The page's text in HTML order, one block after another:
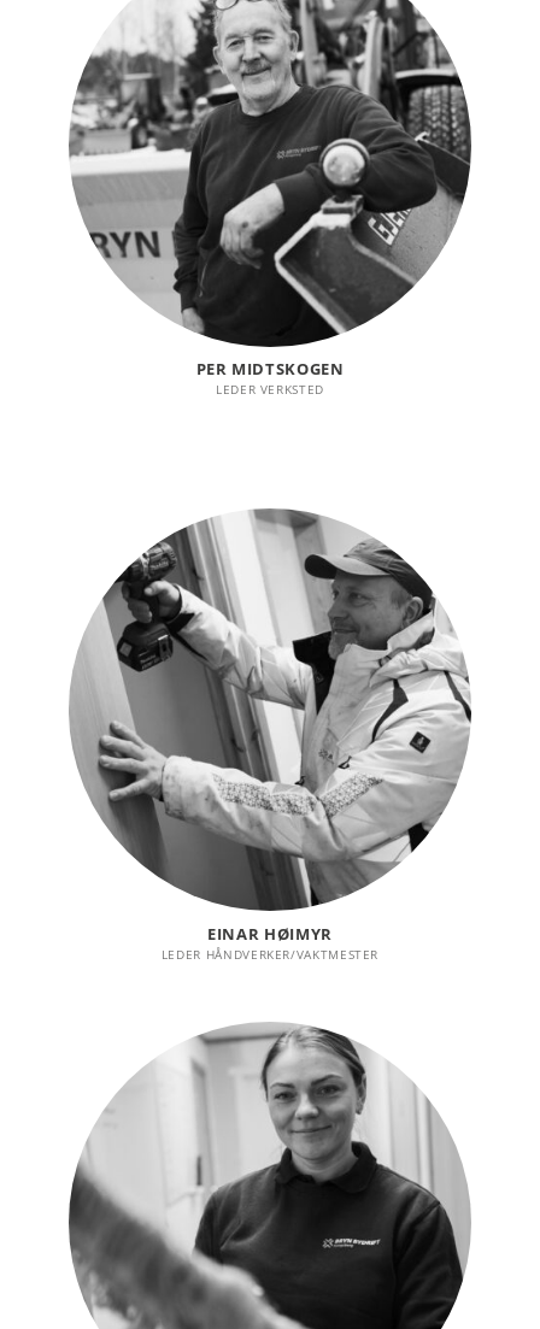
PER MIDTSKOGEN
LEDER VERKSTED
EINAR HØIMYR
LEDER HÅNDVERKER/VAKTMESTER